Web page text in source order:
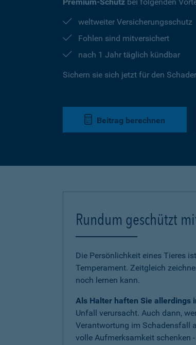
weltweiter Versicherungsschutz
Fohlen sind mitversichert
nach 1 Jahr täglich kündbar
Sichern sie sich jetzt für den
Beitrag berechnen
Rundum geschützt
Die Persönlichkeit eines Tieres
Temperament. Zeitgleich
noch lernen kann.
Als Halter haften Sie allerdings
Unfall verursacht. Auch dann,
Verantwortung im Schadensfall
volle Aufmerksamkeit schenken